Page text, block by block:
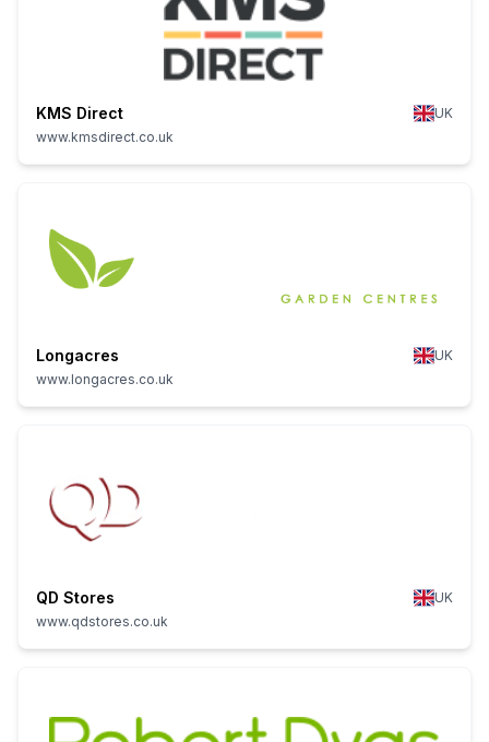
KMS Direct
UK
www.kmsdirect.co.uk
Longacres
UK
www.longacres.co.uk
QD Stores
UK
www.qdstores.co.uk